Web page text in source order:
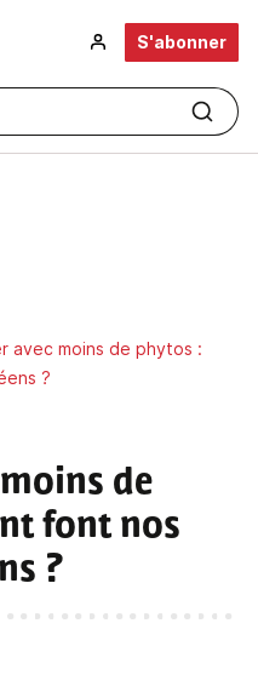
S'abonner
avec moins de phytos :
?
de
font nos
?